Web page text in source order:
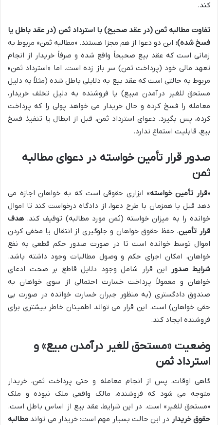
کند.
تفاوت مطالبه ثمن (در عقد صحیح) با استرداد ثمن (در عقد باطل یا
فسخ شده): این دو دعوا از هم مجزا هستند. «مطالبه ثمن» مربوط به
زمانی است که عقد بیع صحیحاً واقع شده و صرفاً خریدار از انجام
تعهد مالی خود (پرداخت ثمن) سر باز زده است. اما «استرداد ثمن»
مربوط به حالتی است که عقد بیع به دلایلی باطل شده (مثلاً به دلیل
مستحق للغیر درآمدن مبیع) یا فروشنده به دلیل تخلف خریدار،
معامله را فسخ کرده و حال خریدار می خواهد پولی را که پرداخت
کرده، پس بگیرد. دعوای استرداد ثمن، قبل از ابطال یا تنفیذ فسخ
بیع، قابلیت استماع ندارد.
صدور قرار تأمین خواسته در دعوای مطالبه
ثمن
«قرار تأمین خواسته» ابزاری حقوقی است که به خواهان اجازه می
دهد قبل یا همزمان با طرح دعوا، از دادگاه درخواست کند تا اموال
خوانده را به میزان خواسته (ثمن مورد مطالبه) توقیف کند. هدف
قرار تأمین، حفظ حقوق خواهان و جلوگیری از انتقال یا مخفی کردن
اموال توسط خوانده است تا در صورت صدور حکم قطعی به نفع
خواهان، امکان اجرای حکم و وصول مطالبات وجود داشته باشد.
شرایط صدور
این قرار شامل وجود دلایل قاطع بر صحت ادعای
خواهان و معمولاً پرداخت خسارت احتمالی از سوی خواهان به
صندوق دادگستری (به منظور جبران خسارت خوانده در صورت بی
حقی خواهان) است. این قرار می تواند اطمینان خاطر بیشتری برای
فروشنده ایجاد کند.
وضعیت «مستحق للغیر درآمدن مبیع» و
استرداد ثمن
گاهی اوقات، پس از انجام معامله و حتی پرداخت ثمن، خریدار
متوجه می شود که فروشنده، مالک واقعی ملک نبوده و ملک
«مستحق للغیر» است. در این شرایط، عقد بیع از اساس باطل است.
حقوق خریدار در این حالت بسیار مهم است: خریدار می تواند مطالبه